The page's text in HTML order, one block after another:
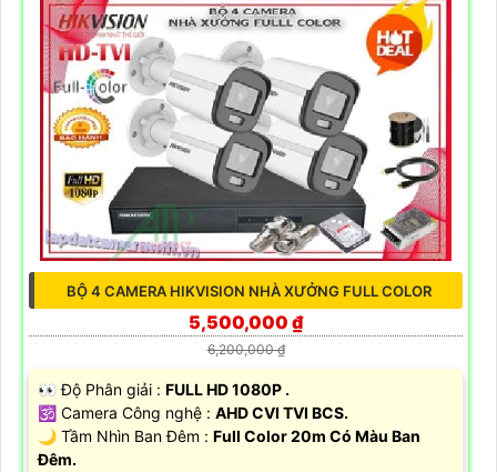
BỘ 4 CAMERA HIKVISION NHÀ XƯỞNG FULL COLOR
5,500,000 ₫
6,200,000 ₫
️👀 Độ Phân giải : FULL HD 1080P .
🕉️ Camera Công nghệ : AHD CVI TVI BCS.
🌙 Tầm Nhìn Ban Đêm : Full Color 20m Có Màu Ban
Đêm.